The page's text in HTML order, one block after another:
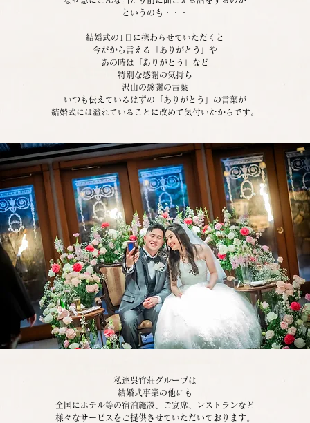
というのも・・・
結婚式の1日に携わらせていただくと
今だから言える「ありがとう」や
あの時は「ありがとう」など
特別な感謝の気持ち
沢山の感謝の言葉
いつも伝えているはずの「ありがとう」の言葉が
結婚式には溢れていることに改めて気付いたからです。
私達呉竹荘グループは
結婚式事業の他にも
全国にホテル等の宿泊施設、ご宴席、レストランなど
様々なサービスをご提供させていただいております。